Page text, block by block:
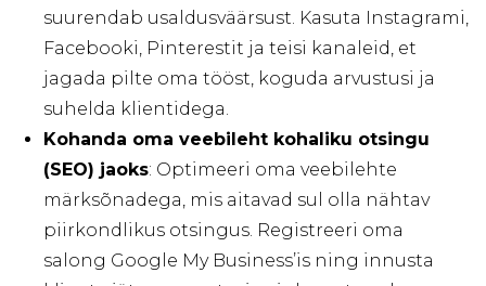
suurendab usaldusväärsust. Kasuta Instagrami,
Facebooki, Pinterestit ja teisi kanaleid, et
jagada pilte oma tööst, koguda arvustusi ja
suhelda klientidega.
Kohanda oma veebileht kohaliku otsingu
(SEO) jaoks: Optimeeri oma veebilehte
märksõnadega, mis aitavad sul olla nähtav
piirkondlikus otsingus. Registreeri oma
salong Google My Business’is ning innusta